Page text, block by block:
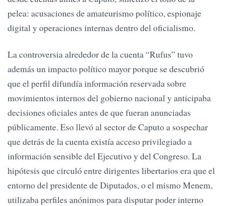
pelea: acusaciones de amateurismo político, espionaje
digital y operaciones internas dentro del oficialismo.
La controversia alrededor de la cuenta “Rufus” tuvo
además un impacto político mayor porque se descubrió
que el perfil difundía información reservada sobre
movimientos internos del gobierno nacional y anticipaba
decisiones oficiales antes de que fueran anunciadas
públicamente. Eso llevó al sector de Caputo a sospechar
que detrás de la cuenta existía acceso privilegiado a
información sensible del Ejecutivo y del Congreso. La
hipótesis que circuló entre dirigentes libertarios era que el
entorno del presidente de Diputados, o el mismo Menem,
utilizaba perfiles anónimos para disputar poder interno